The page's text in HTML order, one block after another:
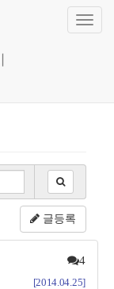
글등록
4
[2014.04.25]